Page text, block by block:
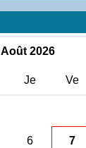
Août 2026
Je Ve
6 7